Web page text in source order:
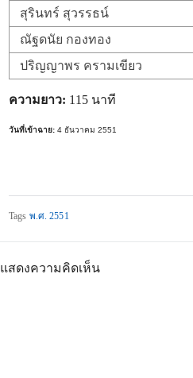
สุรินทร์ สุวรรธน์
ณัฐดนัย กองทอง
ปริญญาพร ครามเขียว
ความยาว: 115 นาที
วันที่เข้าฉาย: 4 ธันวาคม 2551
Tags พ.ศ. 2551
แสดงความคิดเห็น